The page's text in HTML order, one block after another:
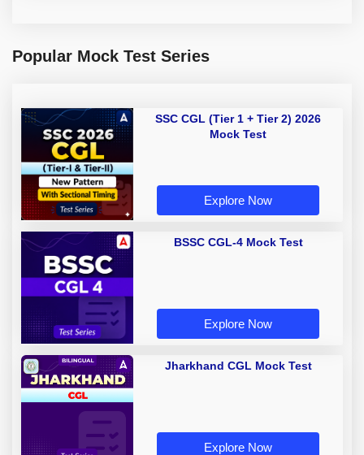
Popular Mock Test Series
SSC CGL (Tier 1 + Tier 2) 2026
Mock Test
Explore Now
BSSC CGL-4 Mock Test
Explore Now
Jharkhand CGL Mock Test
Explore Now